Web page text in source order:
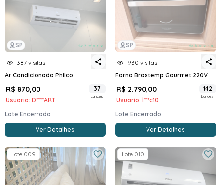
SP
387 visitas
Ar Condicionado Philco
R$ 870,00
Usuario: D****ART
37
Lances
Lote Encerrado
Ver Detalhes
SP
930 visitas
Forno Brastemp Gourmet 220V
R$ 2.790,00
Usuario: l***c10
142
Lances
Lote Encerrado
Ver Detalhes
Lote 009 Lote 010